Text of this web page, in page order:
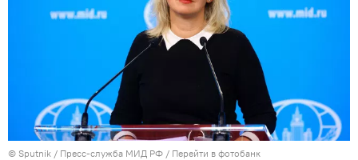
© Sputnik / Пресс-служба МИД РФ / Перейти в фотобанк